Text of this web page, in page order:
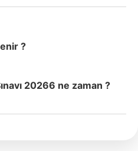
?
20266 ne zaman ?